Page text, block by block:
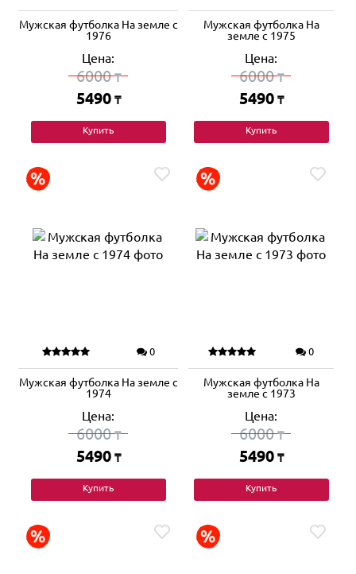
Мужская футболка На земле с
1976
Цена:
6000₸
5490 ₸
Купить
Мужская футболка На
земле с 1975
Цена:
6000₸
5490 ₸
Купить
0
Мужская футболка На земле с
1974
Цена:
6000₸
5490 ₸
Купить
0
Мужская футболка На
земле с 1973
Цена:
6000₸
5490 ₸
Купить